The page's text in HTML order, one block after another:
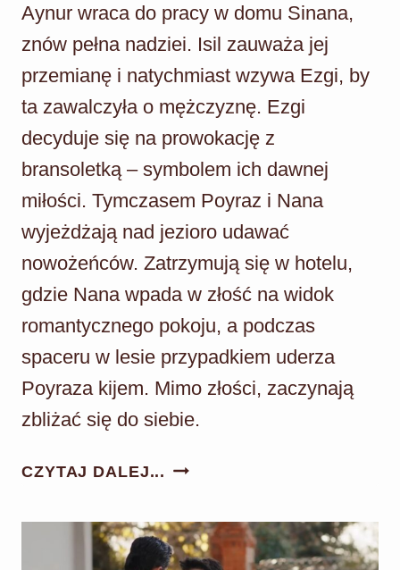
Aynur wraca do pracy w domu Sinana,
znów pełna nadziei. Isil zauważa jej
przemianę i natychmiast wzywa Ezgi, by
ta zawalczyła o mężczyznę. Ezgi
decyduje się na prowokację z
bransoletką – symbolem ich dawnej
miłości. Tymczasem Poyraz i Nana
wyjeżdżają nad jezioro udawać
nowożeńców. Zatrzymują się w hotelu,
gdzie Nana wpada w złość na widok
romantycznego pokoju, a podczas
spaceru w lesie przypadkiem uderza
Poyraza kijem. Mimo złości, zaczynają
zbliżać się do siebie.
CZYTAJ DALEJ... DZIEDZICTWO
PODRÓŻ
POŚLUBNA